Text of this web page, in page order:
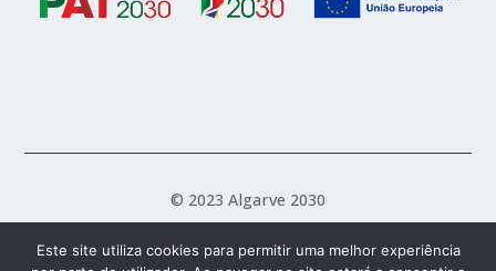
© 2023 Algarve 2030
Este site utiliza cookies para permitir uma melhor experiência